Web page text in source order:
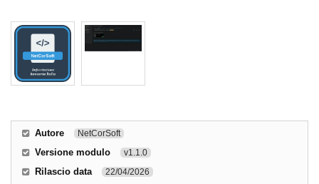
Autore NetCorSoft
Versione modulo v1.1.0
Rilascio data 22/04/2026